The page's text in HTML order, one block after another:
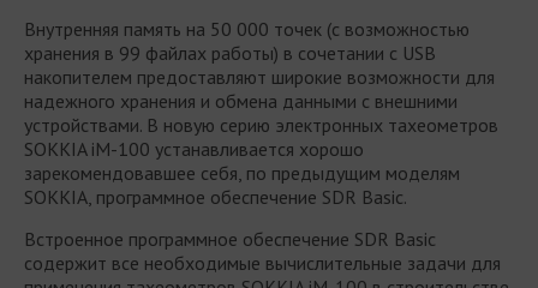
Внутренняя память на 50 000 точек (с возможностью
хранения в 99 файлах работы) в сочетании с USB
накопителем предоставляют широкие возможности для
надежного хранения и обмена данными с внешними
устройствами. В новую серию электронных тахеометров
SOKKIA iM-100 устанавливается хорошо
зарекомендовавшее себя, по предыдущим моделям
SOKKIA, программное обеспечение SDR Basic.
Встроенное программное обеспечение SDR Basic
содержит все необходимые вычислительные задачи для